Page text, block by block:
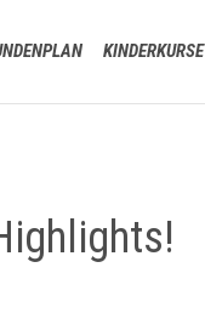
KINDERKURSE